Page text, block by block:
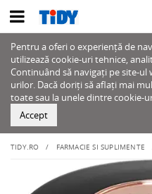
Pentru a oferi o experiență de
utilizează cookie-uri tehnice,
Continuând să navigați pe site-ul
urilor. Dacă doriți să aflați mai
toate sau la unele dintre cookie-
Accept
TIDY.RO FARMACIE SI SUPLIMENTE